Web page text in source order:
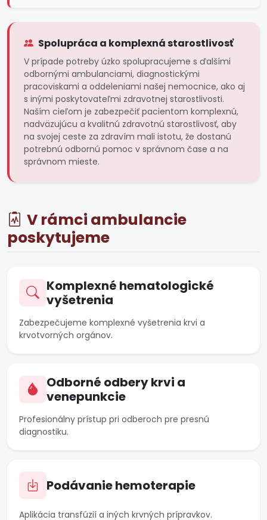
Spolupráca a komplexná starostlivosť
V prípade potreby úzko spolupracujeme s ďalšími
odbornými ambulanciami, diagnostickými
pracoviskami a oddeleniami našej nemocnice, ako aj
s inými poskytovateľmi zdravotnej starostlivosti.
Naším cieľom je zabezpečiť pacientom komplexnú,
nadväzujúcu a kvalitnú zdravotnú starostlivosť, aby
na svojej ceste za zdravím mali istotu, že dostanú
potrebnú odbornú pomoc v správnom čase a na
správnom mieste.
V rámci ambulancie
poskytujeme
Komplexné hematologické
vyšetrenia
Zabezpečujeme komplexné vyšetrenia krvi a
krvotvorných orgánov.
Odborné odbery krvi a
venepunkcie
Profesionálny prístup pri odberoch pre presnú
diagnostiku.
Podávanie hemoterapie
Aplikácia transfúzií a iných krvných prípravkov.